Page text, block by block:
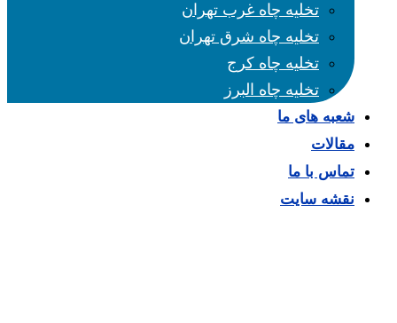
تخلیه چاه غرب تهران
تخلیه چاه شرق تهران
تخلیه چاه کرج
تخلیه چاه البرز
شعبه های ما
مقالات
تماس با ما
نقشه سایت